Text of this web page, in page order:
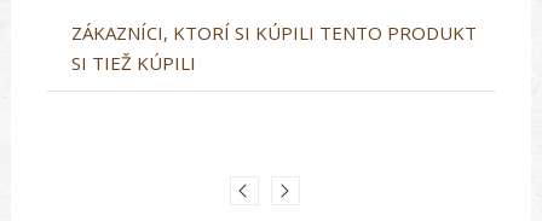
ZÁKAZNÍCI, KTORÍ SI KÚPILI TENTO PRODUKT
SI TIEŽ KÚPILI